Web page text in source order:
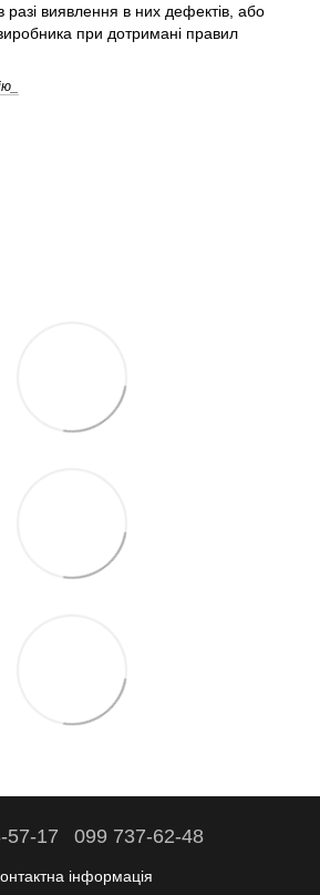
виявлення в них дефектів, або
при дотримані правил
57-17 099 737-62-48
інформація